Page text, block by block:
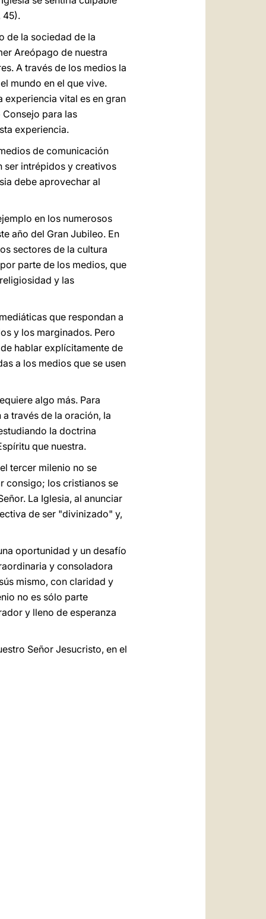
45).
de la sociedad de la
Areópago de nuestra
A través de los medios la
mundo en el que vive.
experiencia vital es en gran
para las
experiencia.
de comunicación
ser intrépidos y creativos
debe aprovechar al
en los numerosos
año del Gran Jubileo. En
sectores de la cultura
parte de los medios, que
y las
que respondan a
y los marginados. Pero
hablar explícitamente de
a los medios que se usen
algo más. Para
través de la oración, la
la doctrina
que nuestra.
tercer milenio no se
consigo; los cristianos se
La Iglesia, al anunciar
de ser "divinizado" y,
oportunidad y un desafío
y consoladora
mismo, con claridad y
no es sólo parte
y lleno de esperanza
Señor Jesucristo, en el